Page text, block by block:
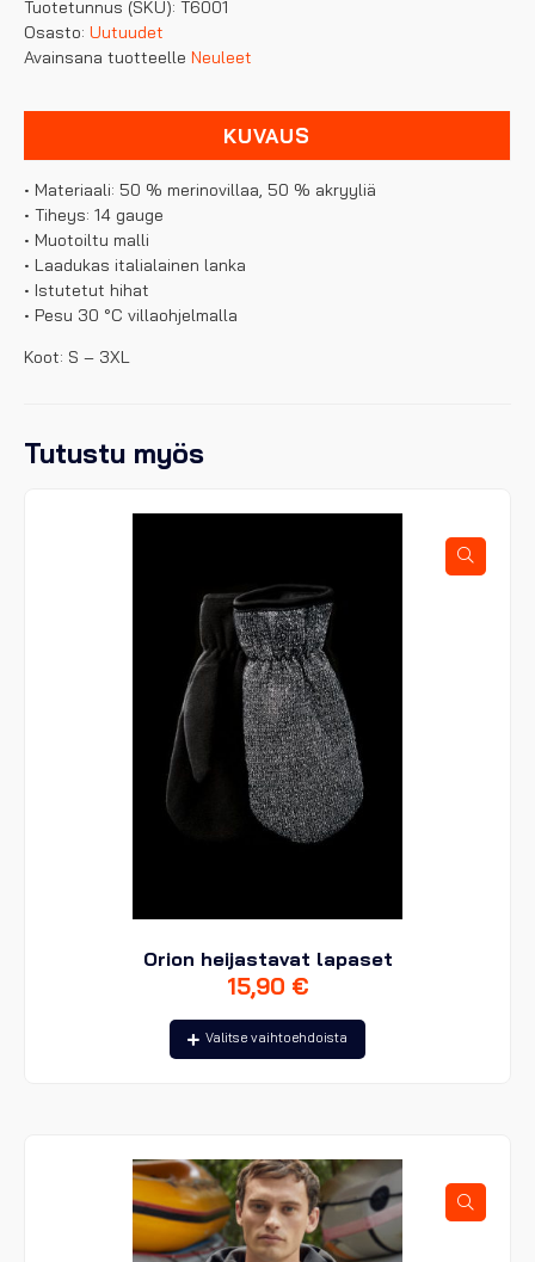
määrä
Tuotetunnus (SKU): T6001
Osasto: Uutuudet
Avainsana tuotteelle Neuleet
KUVAUS
• Materiaali: 50 % merinovillaa, 50 % akryyliä
• Tiheys: 14 gauge
• Muotoiltu malli
• Laadukas italialainen lanka
• Istutetut hihat
• Pesu 30 °C villaohjelmalla
Koot: S – 3XL
Tutustu myös
Orion heijastavat lapaset
15,90 €
Valitse vaihtoehdoista
Tällä
tuotteella
Voit
tehdä
valinnat
tuotteen
sivulla.